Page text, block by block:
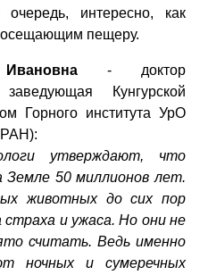
интересно, как
пещеру.
- доктор
Кунгурской
Горного института УрО
утверждают, что
50 миллионов лет.
животных до сих пор
и ужаса. Но они не
считать. Ведь именно
ночных и сумеречных